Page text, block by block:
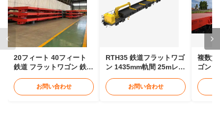
20フィート 40フィート
鉄道 フラットワゴン 鉄道
コンテナワゴン 30t
お問い合わせ
RTH35 鉄道フラットワゴ
ン 1435mm軌間 25mレー
ル運搬台車
お問い合わせ
複数貨
ゴン
ナワ